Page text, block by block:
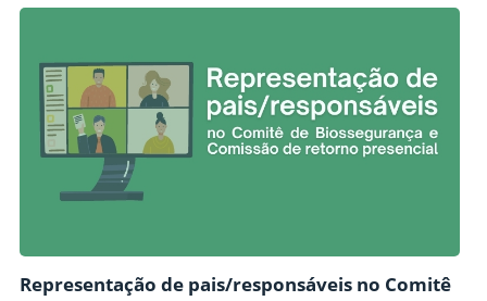
Representação de pais/responsáveis no Comitê